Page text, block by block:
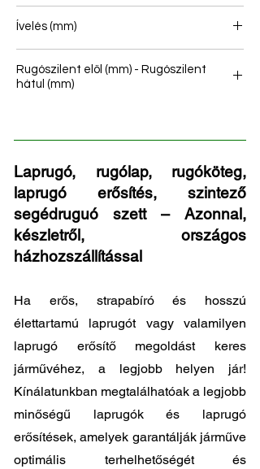
Ívelés (mm)
Rugószilent elöl (mm) - Rugószilent
hátul (mm)
Laprugó, rugólap, rugóköteg,
laprugó erősítés, szintező
segédruguó szett – Azonnal,
készletről, országos
házhozszállítással
Ha erős, strapabíró és hosszú
élettartamú laprugót vagy valamilyen
laprugó erősítő megoldást keres
járművéhez, a legjobb helyen jár!
Kínálatunkban megtalálhatóak a legjobb
minőségű laprugók és laprugó
erősítések, amelyek garantálják járműve
optimális terhelhetőségét és